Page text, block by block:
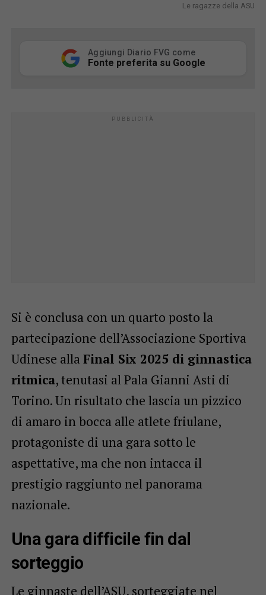
Le ragazze della ASU
Aggiungi Diario FVG come
Fonte preferita su Google
Si è conclusa con un quarto posto la
partecipazione dell’Associazione Sportiva
Udinese alla Final Six 2025 di ginnastica
ritmica, tenutasi al Pala Gianni Asti di
Torino. Un risultato che lascia un pizzico
di amaro in bocca alle atlete friulane,
protagoniste di una gara sotto le
aspettative, ma che non intacca il
prestigio raggiunto nel panorama
nazionale.
Una gara difficile fin dal
sorteggio
Le ginnaste dell’ASU, sorteggiate nel